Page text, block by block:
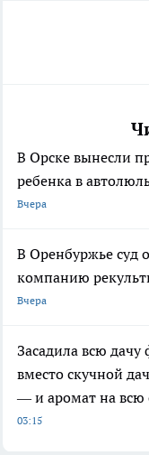
В Орске вынесли
ребенка в
Вчера
В Оренбуржье суд
компанию
Вчера
Засадила всю дачу
вместо скучной
— и аромат на всю
03:15